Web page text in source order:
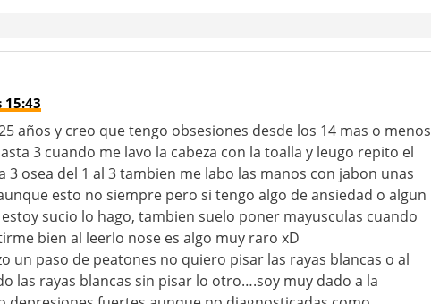
15:43
años y creo que tengo obsesiones desde los 14 mas o menos
3 cuando me lavo la cabeza con la toalla y leugo repito el
3 osea del 1 al 3 tambien me labo las manos con jabon unas
esto no siempre pero si tengo algo de ansiedad o algun
sucio lo hago, tambien suelo poner mayusculas cuando
bien al leerlo nose es algo muy raro xD
un paso de peatones no quiero pisar las rayas blancas o al
las rayas blancas sin pisar lo otro….soy muy dado a la